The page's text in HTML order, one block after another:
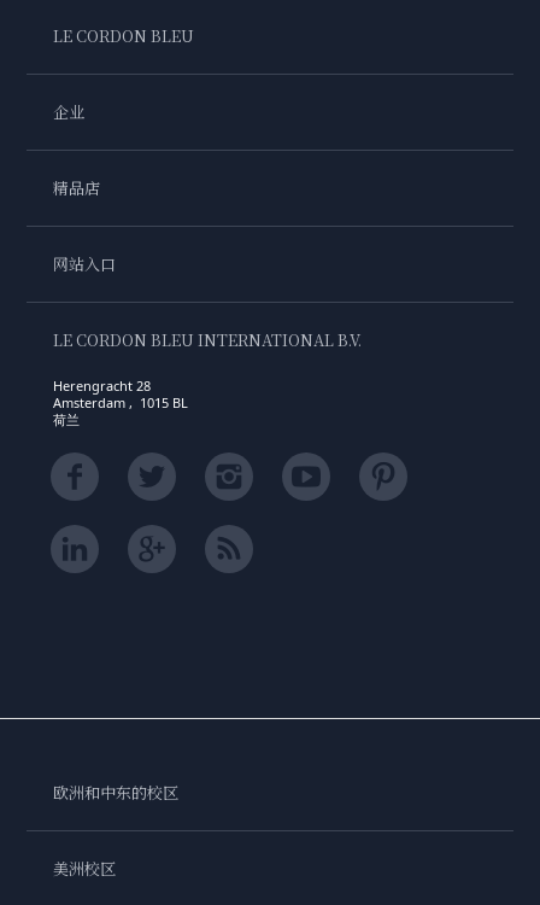
LE CORDON BLEU
企业
精品店
网站入口
LE CORDON BLEU INTERNATIONAL B.V.
Herengracht 28
Amsterdam , 1015 BL
荷兰
欧洲和中东的校区
美洲校区